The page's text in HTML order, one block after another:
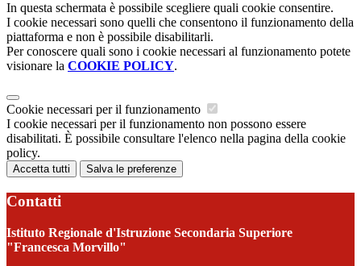
In questa schermata è possibile scegliere quali cookie consentire.
I cookie necessari sono quelli che consentono il funzionamento della
piattaforma e non è possibile disabilitarli.
Per conoscere quali sono i cookie necessari al funzionamento potete
visionare la COOKIE POLICY.
Cookie necessari per il funzionamento
I cookie necessari per il funzionamento non possono essere
disabilitati. È possibile consultare l'elenco nella pagina della cookie
policy.
Accetta tutti Salva le preferenze
Contatti
Istituto Regionale d'Istruzione Secondaria Superiore
"Francesca Morvillo"